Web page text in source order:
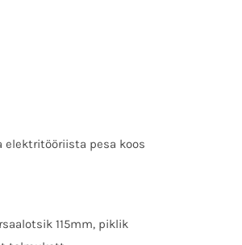
pesa koos
115mm, piklik